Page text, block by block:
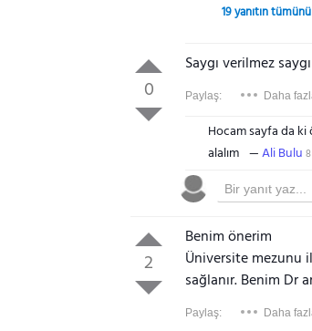
19 yanıtın
0
Saygı verilmez
Paylaş: Daha
Hocam sayfa da ki
alalım
Ali Bulu
2
Benim önerim
Üniversite mezunu
sağlanır. Benim Dr
Paylaş: Daha